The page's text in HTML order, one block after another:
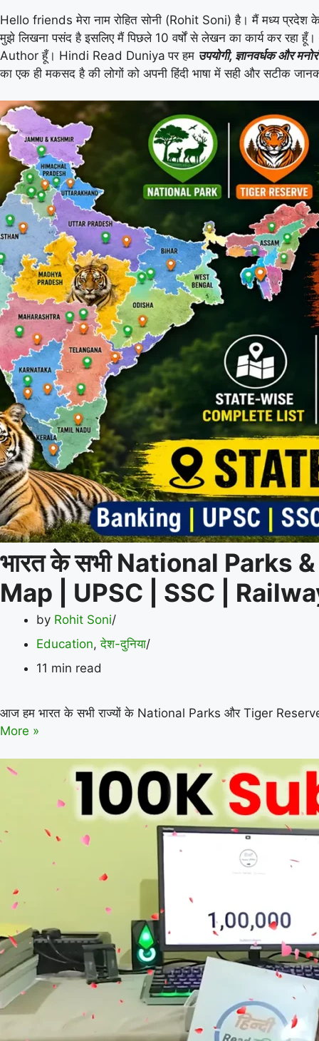
Hello friends मेरा नाम रोहित सोनी (Rohit Soni) है। मैं मध्य
मुझे लिखना पसंद है इसलिए मैं पिछले 10 वर्षों से लेखन का कार्य कर रहा
Author हूँ। Hindi Read Duniya पर हम उपयोगी, ज्ञानवर्धक और
का एक ही मकसद है की लोगों को अपनी हिंदी भाषा में सही और सटीक
भारत के सभी National
Map | UPSC | SSC |
by Rohit Soni
Education,देश-दुनिया
11 min read
आज हम भारत के सभी राज्यों के National Parks और Tiger
More »
National
Parks
Tiger
State-
Map
|
UPSC
|
SSC